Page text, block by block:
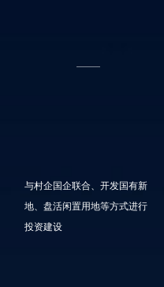
与村企国企联合、开发国有新
地、盘活闲置用地等方式进行
投资建设